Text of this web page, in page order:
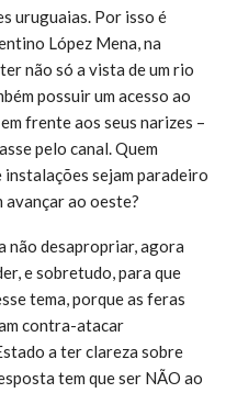
uruguaias. Por isso é
López Mena, na
não só a vista de um rio
possuir um acesso ao
frente aos seus narizes –
pelo canal. Quem
sejam paradeiro
ao oeste?
não desapropriar, agora
e sobretudo, para que
tema, porque as feras
contra-atacar
a ter clareza sobre
tem que ser NÃO ao